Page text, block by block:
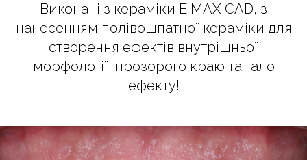
Виконані з кераміки E MAX CAD, з
нанесенням полівошпатної кераміки для
створення ефектів внутрішньої
морфології, прозорого краю та гало
ефекту!